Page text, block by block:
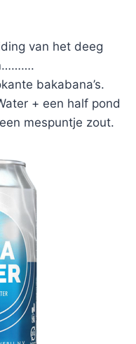
van het deeg
bakabana’s.
+ een half pond
mespuntje zout.